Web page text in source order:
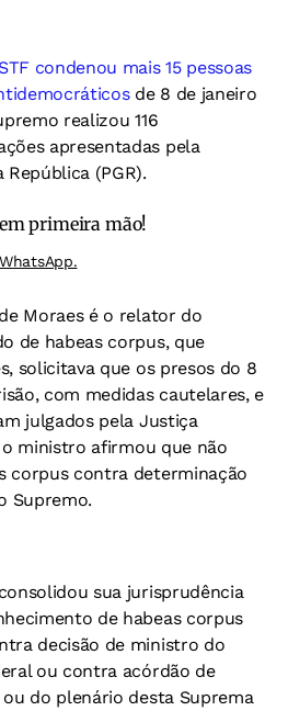
condenou mais 15 pessoas
de 8 de janeiro
realizou 116
apresentadas pela
(PGR).
em primeira mão!
Moraes é o relator do
de habeas corpus, que
solicitava que os presos do 8
com medidas cautelares, e
julgados pela Justiça
ministro afirmou que não
corpus contra determinação
Supremo.
sua jurisprudência
de habeas corpus
decisão de ministro do
ou contra acórdão de
do plenário desta Suprema